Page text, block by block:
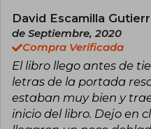
David Escamilla
de Septiembre, 2020
Compra Verificada
El libro llego antes de
letras de la portada
estaban muy bien y
inicio del libro. Dejo en